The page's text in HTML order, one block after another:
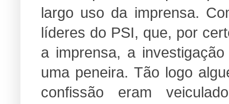
largo uso da imprensa.
líderes do PSI, que, por
a imprensa, a
uma peneira. Tão logo
confissão eram